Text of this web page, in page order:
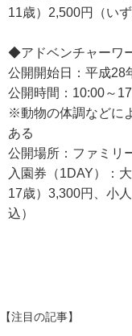
11歳）2,500円（いず
◆アドベンチャーワ
公開開始日：平成28
公開時間：10:00～
※動物の体調などに
ある
公開場所：ファミリ
入園券（1DAY）：
17歳）3,300円、小
込）
【注目の記事】